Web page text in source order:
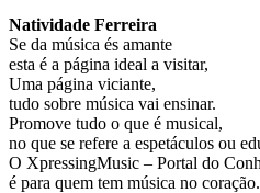
Natividade Ferreira
Se da música és amante
esta é a página ideal a visitar,
Uma página viciante,
tudo sobre música vai ensinar.
Promove tudo o que é musical,
no que se refere a espetáculos ou
O XpressingMusic – Portal do
é para quem tem música no coração.